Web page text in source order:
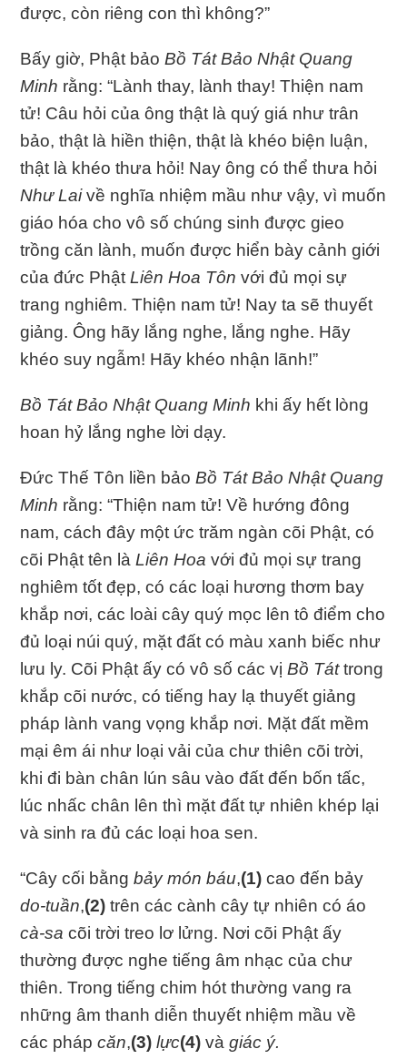
được, còn riêng con thì không?”
Bấy giờ, Phật bảoBồ Tát Bảo Nhật Quang
Minh rằng: “Lành thay, lành thay! Thiện nam
tử! Câu hỏi của ông thật là quý giá như trân
bảo, thật là hiền thiện, thật là khéo biện luận,
thật là khéo thưa hỏi! Nay ông có thể thưa hỏi
Như Laivề nghĩa nhiệm mầu như vậy, vì muốn
giáo hóa cho vô số chúng sinh được gieo
trồng căn lành, muốn được hiển bày cảnh giới
của đức PhậtLiên Hoa Tônvới đủ mọi sự
trang nghiêm. Thiện nam tử! Nay ta sẽ thuyết
giảng. Ông hãy lắng nghe, lắng nghe. Hãy
khéo suy ngẫm! Hãy khéo nhận lãnh!”
Bồ Tát Bảo Nhật Quang Minh khi ấy hết lòng
hoan hỷ lắng nghe lời dạy.
Đức Thế Tôn liền bảoBồ Tát Bảo Nhật Quang
Minh rằng: “Thiện nam tử! Về hướng đông
nam, cách đây một ức trăm ngàn cõi Phật, có
cõi Phật tên làLiên Hoavới đủ mọi sự trang
nghiêm tốt đẹp, có các loại hương thơm bay
khắp nơi, các loài cây quý mọc lên tô điểm cho
đủ loại núi quý, mặt đất có màu xanh biếc như
lưu ly. Cõi Phật ấy có vô số các vịBồ Táttrong
khắp cõi nước, có tiếng hay lạ thuyết giảng
pháp lành vang vọng khắp nơi. Mặt đất mềm
mại êm ái như loại vải của chư thiên cõi trời,
khi đi bàn chân lún sâu vào đất đến bốn tấc,
lúc nhấc chân lên thì mặt đất tự nhiên khép lại
và sinh ra đủ các loại hoa sen.
“Cây cối bằngbảy món báu,(1)cao đến bảy
do-tuần,(2)trên các cành cây tự nhiên có áo
cà-sacõi trời treo lơ lửng. Nơi cõi Phật ấy
thường được nghe tiếng âm nhạc của chư
thiên. Trong tiếng chim hót thường vang ra
những âm thanh diễn thuyết nhiệm mầu về
các phápcăn,(3)lực(4)vàgiác ý.